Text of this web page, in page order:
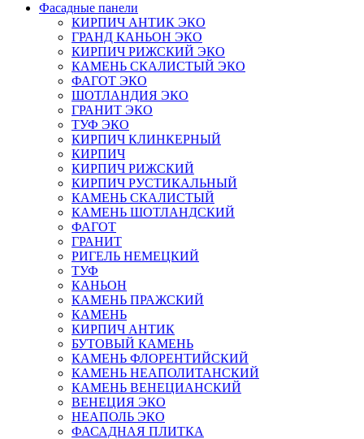
Фасадные панели
КИРПИЧ АНТИК ЭКО
ГРАНД КАНЬОН ЭКО
КИРПИЧ РИЖСКИЙ ЭКО
КАМЕНЬ СКАЛИСТЫЙ ЭКО
ФАГОТ ЭКО
ШОТЛАНДИЯ ЭКО
ГРАНИТ ЭКО
ТУФ ЭКО
КИРПИЧ КЛИНКЕРНЫЙ
КИРПИЧ
КИРПИЧ РИЖСКИЙ
КИРПИЧ РУСТИКАЛЬНЫЙ
КАМЕНЬ СКАЛИСТЫЙ
КАМЕНЬ ШОТЛАНДСКИЙ
ФАГОТ
ГРАНИТ
РИГЕЛЬ НЕМЕЦКИЙ
ТУФ
КАНЬОН
КАМЕНЬ ПРАЖСКИЙ
КАМЕНЬ
КИРПИЧ АНТИК
БУТОВЫЙ КАМЕНЬ
КАМЕНЬ ФЛОРЕНТИЙСКИЙ
КАМЕНЬ НЕАПОЛИТАНСКИЙ
КАМЕНЬ ВЕНЕЦИАНСКИЙ
ВЕНЕЦИЯ ЭКО
НЕАПОЛЬ ЭКО
ФАСАДНАЯ ПЛИТКА